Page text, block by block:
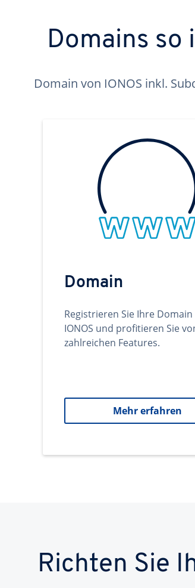
Domains so
Domain von IONOS inkl.
Domain
Registrieren Sie Ihre Domain
IONOS und profitieren Sie
zahlreichen Features.
Mehr erfahren
Richten Sie